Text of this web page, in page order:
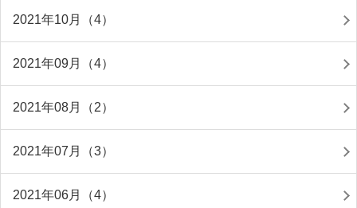
2021年10月（4）
2021年09月（4）
2021年08月（2）
2021年07月（3）
2021年06月（4）